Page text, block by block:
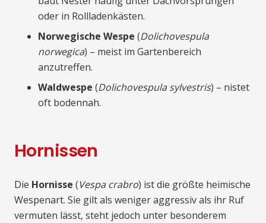
oder in Rollladenkästen.
Norwegische Wespe (Dolichovespula
norwegica) – meist im Gartenbereich
anzutreffen.
Waldwespe (Dolichovespula sylvestris) – nistet
oft bodennah.
Hornissen
Die Hornisse (Vespa crabro) ist die größte heimische
Wespenart. Sie gilt als weniger aggressiv als ihr Ruf
vermuten lässt, steht jedoch unter besonderem